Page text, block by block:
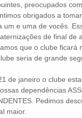
preocupados
obrigados a
e uma de vocês.
de final de
que o clube ficará
seria de grande
de janeiro o clube
dependências
Pedimos
maior.